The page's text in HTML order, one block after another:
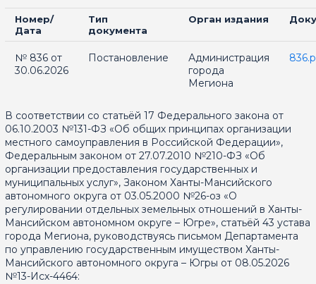
Номер/
Дата
Тип
документа
Орган издания
№ 836 от
30.06.2026
Постановление
Администрация
города
Мегиона
В соответствии со статьёй 17 Федерального закона от
06.10.2003 №131-ФЗ «Об общих принципах организации
местного самоуправления в Российской Федерации»,
Федеральным законом от 27.07.2010 №210-ФЗ «Об
организации предоставления государственных и
муниципальных услуг», Законом Ханты-Мансийского
автономного округа от 03.05.2000 №26-оз «О
регулировании отдельных земельных отношений в Ханты-
Мансийском автономном округе – Югре», статьёй 43 устава
города Мегиона, руководствуясь письмом Департамента
по управлению государственным имуществом Ханты-
Мансийского автономного округа – Югры от 08.05.2026
№13-Исх-4464: